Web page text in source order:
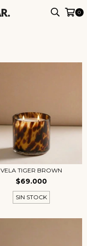
0
VELA TIGER BROWN
$69.000
SIN STOCK